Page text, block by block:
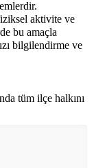
aktivite ve
bu amaçla
bilgilendirme ve
tüm ilçe halkını